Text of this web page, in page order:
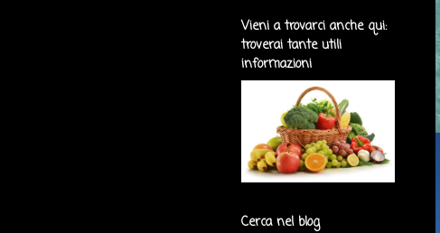
Vieni a trovarci anche qui:
troverai tante utili
informazioni
Cerca nel blog